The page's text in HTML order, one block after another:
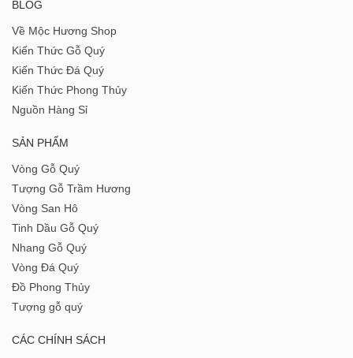
BLOG
Về Mộc Hương Shop
Kiến Thức Gỗ Quý
Kiến Thức Đá Quý
Kiến Thức Phong Thủy
Nguồn Hàng Sỉ
SẢN PHẨM
Vòng Gỗ Quý
Tượng Gỗ Trầm Hương
Vòng San Hô
Tinh Dầu Gỗ Quý
Nhang Gỗ Quý
Vòng Đá Quý
Đồ Phong Thủy
Tượng gỗ quý
CÁC CHÍNH SÁCH